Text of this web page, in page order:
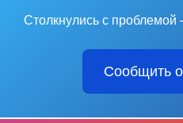
Столкнулись с
Сообщить